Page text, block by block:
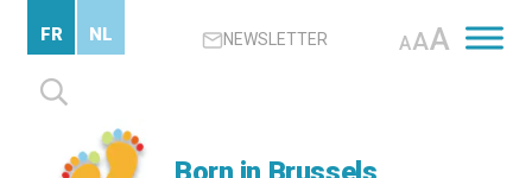
contenu
principal
NEWSLETTER AAA
Rechercher :
FR NL